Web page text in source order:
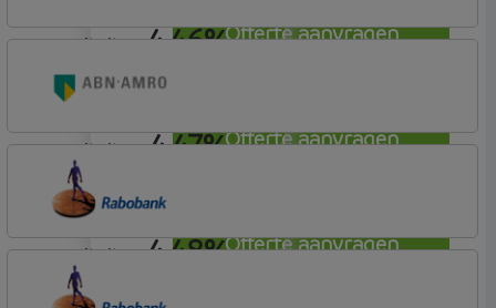
Offerte aanvragen
4,46%
Offerte aanvragen
annuiteit
4,47%
Offerte aanvragen
Woning
annuiteit
4,48%
ABN AMRO Bank
Woning
annuiteit
Rabobank Spaarbank
Plusvoorwaarden (Incl. Korting)